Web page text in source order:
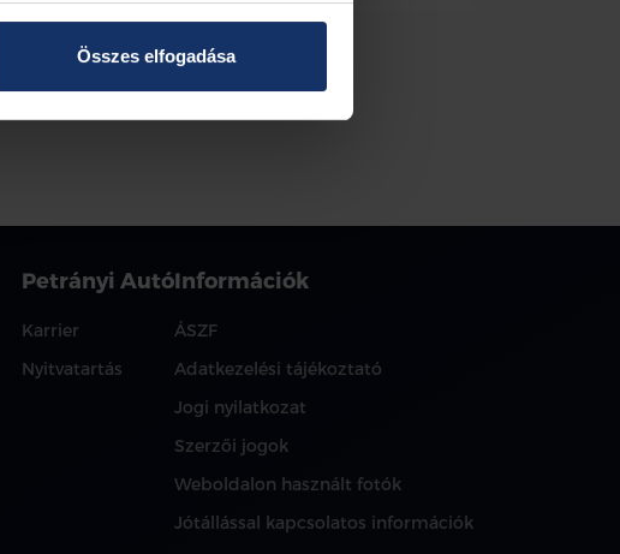
Összes elfogadása
Petrányi Autó
Karrier
Nyitvatartás
Információk
ÁSZF
Adatkezelési tájékoztató
Jogi nyilatkozat
Szerzői jogok
Weboldalon használt fotók
Jótállással kapcsolatos információk